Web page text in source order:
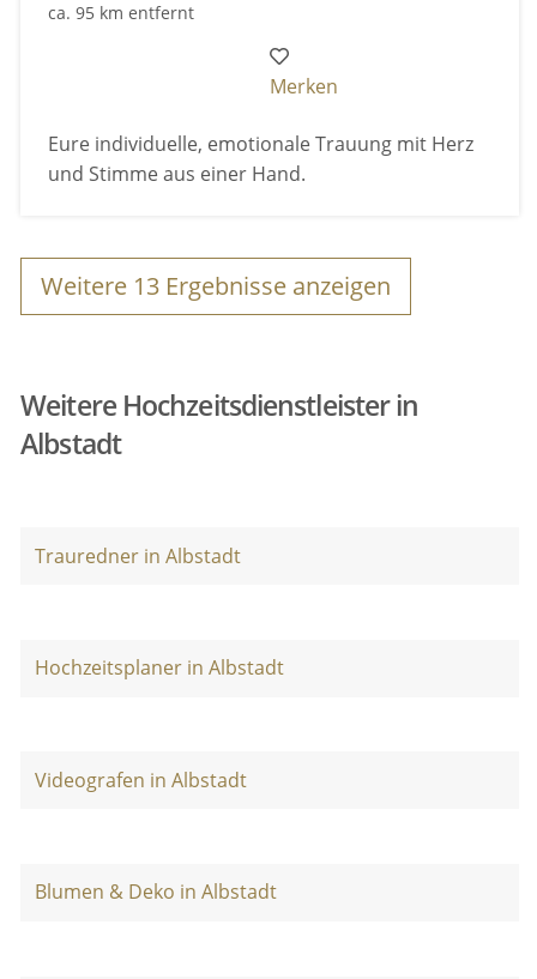
ca. 95 km entfernt
Merken
Eure individuelle, emotionale Trauung mit Herz
und Stimme aus einer Hand.
Weitere 13 Ergebnisse anzeigen
Weitere Hochzeitsdienstleister in
Albstadt
Trauredner in Albstadt
Hochzeitsplaner in Albstadt
Videografen in Albstadt
Blumen & Deko in Albstadt